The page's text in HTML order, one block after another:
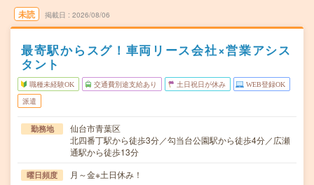
未読 掲載日 2026/08/06
最寄駅からスグ！車両リース会社×営業アシス
タント
職種未経験OK 交通費別途支給あり 土日祝日が休み WEB登録OK
派遣
勤務地
仙台市青葉区
北四番丁駅から徒歩3分／勾当台公園駅から徒歩4分／広瀬
通駅から徒歩13分
曜日頻度 月～金※土日休み！